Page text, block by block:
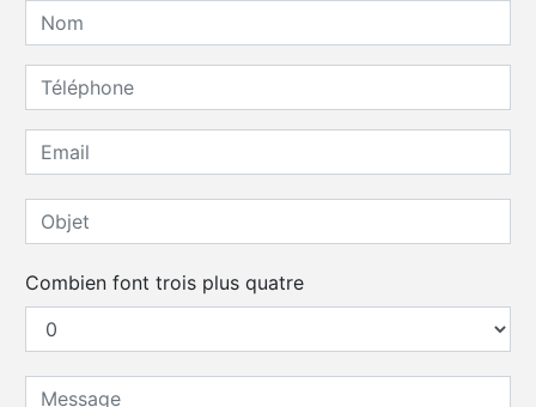
Combien font trois plus quatre